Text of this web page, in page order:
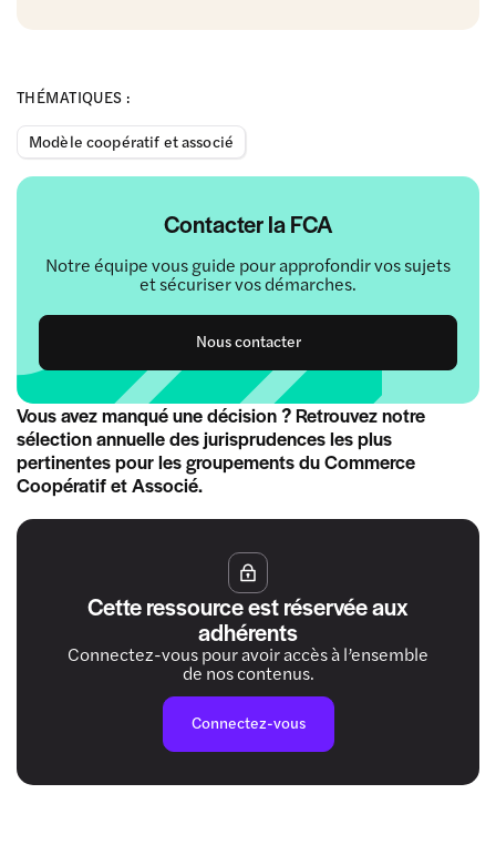
THÉMATIQUES :
Modèle coopératif et associé
Contacter la FCA
Notre équipe vous guide pour approfondir vos sujets
et sécuriser vos démarches.
Nous contacter
Vous avez manqué une décision ? Retrouvez notre
sélection annuelle des jurisprudences les plus
pertinentes pour les groupements du Commerce
Coopératif et Associé.
Cette ressource est réservée aux
adhérents
Connectez-vous pour avoir accès à l’ensemble
de nos contenus.
Connectez-vous